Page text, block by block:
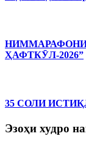
ҲАФТКӮЛ-2026”
35 СОЛИ
Эзоҳи худро